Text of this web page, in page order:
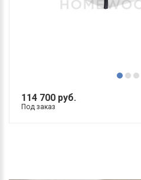
114 700 руб.
Под заказ